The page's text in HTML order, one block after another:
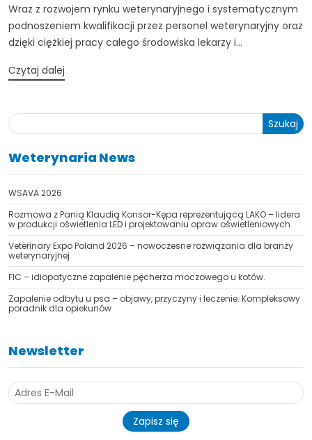
TAK, JESTEM PROFESIONALISTĄ
Nie jestem profesionalistą
Wraz z rozwojem rynku weterynaryjnego i systematycznym
podnoszeniem kwalifikacji przez personel weterynaryjny oraz
dzięki ciężkiej pracy całego środowiska lekarzy i...
Czytaj dalej
Szukaj
Weterynaria News
WSAVA 2026
Rozmowa z Panią Klaudią Konsor-Kępa reprezentującą LAKO – lidera
w produkcji oświetlenia LED i projektowaniu opraw oświetleniowych
Veterinary Expo Poland 2026 – nowoczesne rozwiązania dla branży
weterynaryjnej
FIC – idiopatyczne zapalenie pęcherza moczowego u kotów.
Zapalenie odbytu u psa – objawy, przyczyny i leczenie. Kompleksowy
poradnik dla opiekunów
Newsletter
Zapisz się